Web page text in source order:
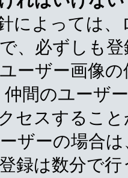
によっては
、必ずしも
ーザー画像
仲間のユーザ
セスするこ
ザーの場合
録は数分で